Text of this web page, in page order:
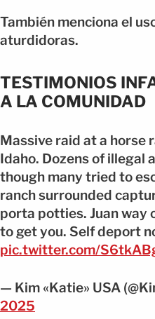
También menciona el
aturdidoras.
TESTIMONIOS
A LA COMUNIDAD
Massive raid at a horse
Idaho. Dozens of illegal
though many tried to
ranch surrounded
porta potties. Juan way
to get you. Self deport
pic.twitter.com/
— Kim «Katie» USA
2025